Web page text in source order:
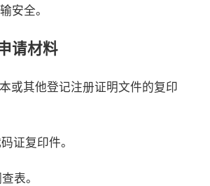
安全。
请材料
或其他登记注册证明文件的复印
证复印件。
表。